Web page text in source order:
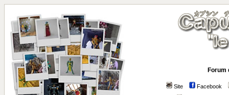
Forum
Site Facebook